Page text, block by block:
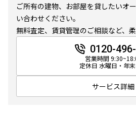
ご所有の建物、お部屋を貸したいオ
い合わせください。
無料査定、賃貸管理のご相談など、柔
0120-
営業時間
定休日 水曜日・年
サービス詳細